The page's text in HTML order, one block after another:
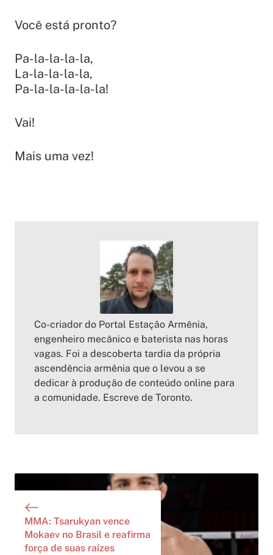
Você está pronto?
Pa-la-la-la-la,
La-la-la-la-la,
Pa-la-la-la-la-la!
Vai!
Mais uma vez!
Co-criador do Portal Estação Armênia,
engenheiro mecânico e baterista nas horas
vagas. Foi a descoberta tardia da própria
ascendência armênia que o levou a se
dedicar à produção de conteúdo online para
a comunidade. Escreve de Toronto.
MMA: Tsarukyan vence
Mokaev no Brasil e reafirma
força de suas raízes